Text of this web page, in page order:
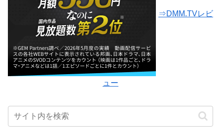
⇒DMM.TVレビ
ュー